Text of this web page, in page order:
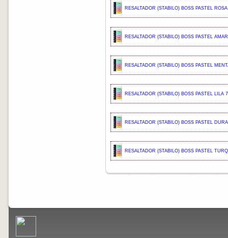
RESALTADOR (STABILO) BOSS PASTEL
RESALTADOR (STABILO) BOSS PASTEL
RESALTADOR (STABILO) BOSS PASTEL
RESALTADOR (STABILO) BOSS PASTEL LILA
RESALTADOR (STABILO) BOSS PASTEL
RESALTADOR (STABILO) BOSS PASTEL